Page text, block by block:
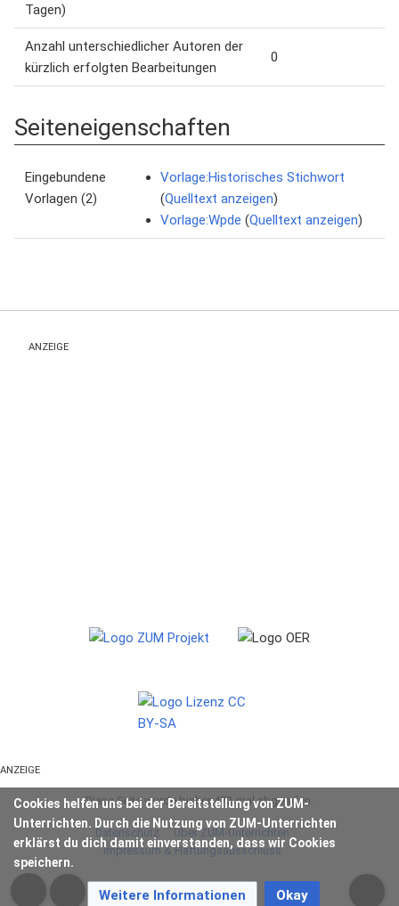
Tagen)
Anzahl unterschiedlicher Autoren der
kürzlich erfolgten Bearbeitungen
0
Seiteneigenschaften
Eingebundene
Vorlagen (2)
Vorlage:Historisches Stichwort
(Quelltext anzeigen)
Vorlage:Wpde (Quelltext anzeigen)
Cookies helfen uns bei der Bereitstellung von ZUM-
Unterrichten. Durch die Nutzung von ZUM-Unterrichten
erklärst du dich damit einverstanden, dass wir Cookies
speichern.
Weitere Informationen Okay
ANZEIGE
ANZEIGE
Diese Seite wurde bisher 472-mal abgerufen.
Datenschutz
Über ZUM-Unterrichten
Impressum & Haftungsausschluss